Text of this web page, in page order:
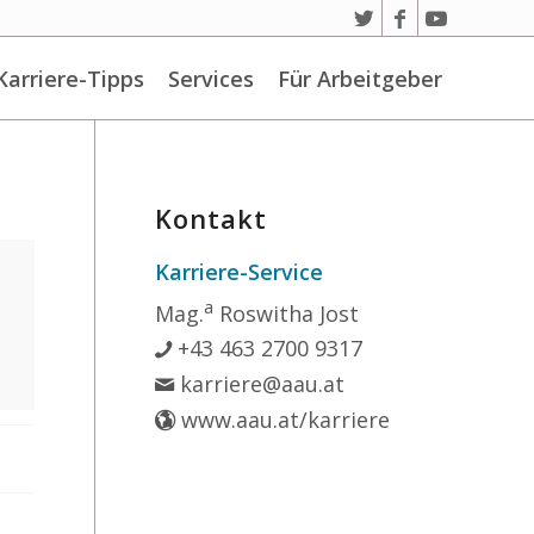
Tipps Services Für Arbeitgeber
Kontakt
Karriere-Service
Mag.a Roswitha Jost
+43 463 2700 9317
karriere@aau.at
www.aau.at/karriere